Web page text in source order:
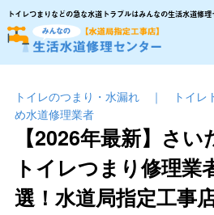
トイレつまりなどの急な水道トラブルはみんなの生活水道修理
トイレのつまり・⽔漏れ｜
トイレ
め水道修理業者
【2026年最新】さ
トイレつまり修理業
選！水道局指定工事